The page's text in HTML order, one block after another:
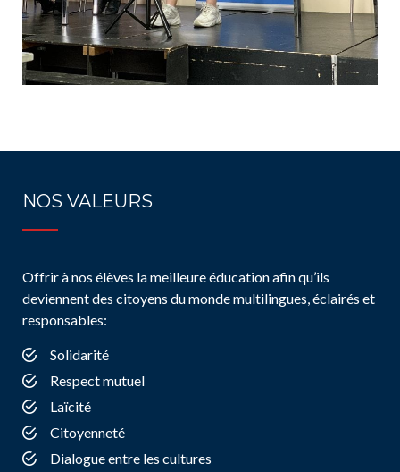
NOS VALEURS
Offrir à nos élèves la meilleure éducation afin qu’ils
deviennent des citoyens du monde multilingues, éclairés et
responsables:
Solidarité
Respect mutuel
Laïcité
Citoyenneté
Dialogue entre les cultures